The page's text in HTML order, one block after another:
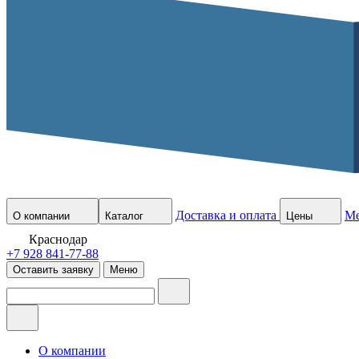
О компании Каталог Доставка и оплата Цены
Краснодар
+7 928 841-77-88
Оставить заявку Меню
О компании